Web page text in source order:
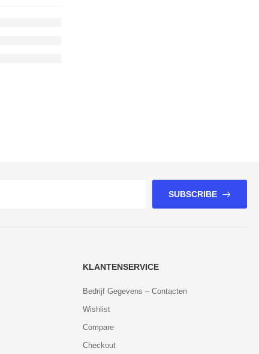
SUBSCRIBE
KLANTENSERVICE
Bedrijf Gegevens – Contacten
Wishlist
Compare
Checkout